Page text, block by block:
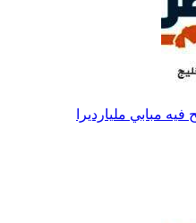
مبابي مليارديرا